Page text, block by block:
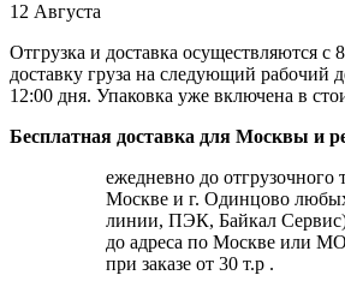
12 Августа
Отгрузка и доставка осуществляются с
доставку груза на следующий рабочий
12:00 дня. Упаковка уже включена в
Бесплатная доставка для Москвы и
ежедневно до отгрузочного
Москве и г. Одинцово
линии, ПЭК, Байкал
до адреса по Москве или
при заказе от 30 т.р .